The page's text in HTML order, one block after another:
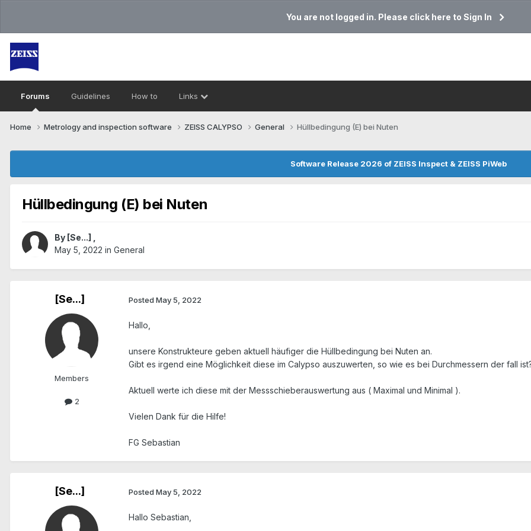
You are not logged in. Please click here to Sign In
Forums Guidelines How to Links
Home Metrology and inspection software ZEISS CALYPSO General Hüllbedingung (E) bei Nuten
Software Release 2026 of ZEISS Inspect & ZEISS PiWeb
Hüllbedingung (E) bei Nuten
By [Se...]
May 5, 2022 in General
[Se...]
Members
2
Posted May 5, 2022
Hallo,
unsere Konstrukteure geben aktuell häufiger die Hüllbedingung bei Nuten an.
Gibt es irgend eine Möglichkeit diese im Calypso auszuwerten, so wie es bei Durchmessern der fall
Aktuell werte ich diese mit der Messschieberauswertung aus ( Maximal und Minimal ).
Vielen Dank für die Hilfe!
FG Sebastian
[Se...] Posted May 5, 2022
Hallo Sebastian,